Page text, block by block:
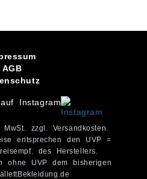
AGB
Instagram
zzgl. Versandkosten.
entsprechen den UVP =
des Herstellers.
ohne UVP dem bisherigen